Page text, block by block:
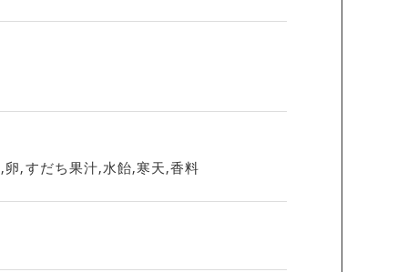
卵,すだち果汁,水飴,寒天,香料